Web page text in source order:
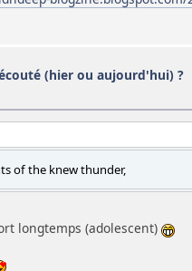
(hier ou aujourd'hui) ?
of the knew thunder,
longtemps (adolescent)